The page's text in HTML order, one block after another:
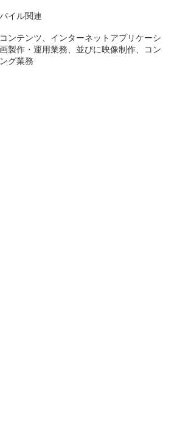
イル関連
ンテンツ、インターネットアプリケーシ
製作・運用業務、並びに映像制作、コン
グ業務